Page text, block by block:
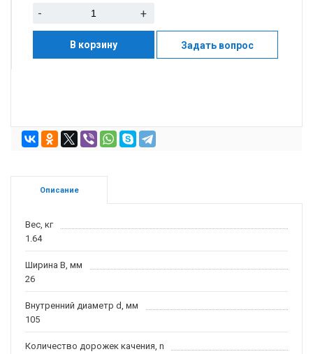
- +
В корзину Задать вопрос
Описание
Вес, кг
1.64
Ширина B, мм
26
Внутренний диаметр d, мм
105
Количество дорожек качения, n